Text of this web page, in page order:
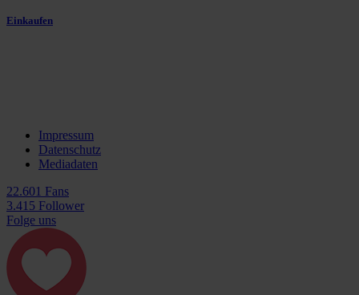
Einkaufen
Impressum
Datenschutz
Mediadaten
22.601 Fans
3.415 Follower
Folge uns